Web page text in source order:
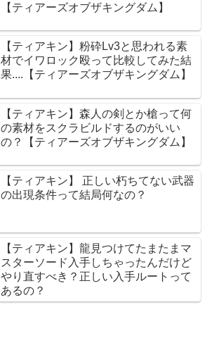
【ティアーズオブザキングダム】
【ティアキン】粉砕Lv3と思われる素
材でイワロック殴って比較してみた結
果....【ティアーズオブザキングダム】
【ティアキン】森人の剣とか槍って何
の素材をスクラビルドするのがいい
の？【ティアーズオブザキングダム】
【ティアキン】 正しい朽ちてない武器
の出現条件って結局何なの？
【ティアキン】龍見つけてたまたまマ
スターソード入手しちゃったんだけど
やり直すべき？正しい入手ルートって
あるの？